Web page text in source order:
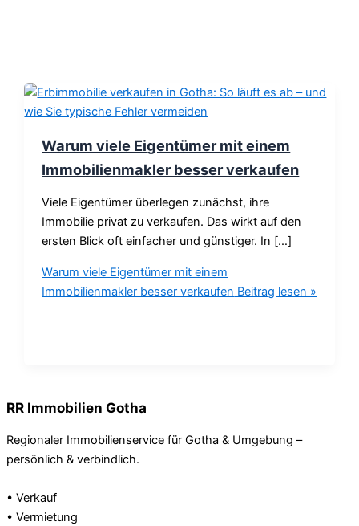
Warum viele Eigentümer mit einem
Immobilienmakler besser verkaufen
Viele Eigentümer überlegen zunächst, ihre
Immobilie privat zu verkaufen. Das wirkt auf den
ersten Blick oft einfacher und günstiger. In […]
Warum viele Eigentümer mit einem
Immobilienmakler besser verkaufen Beitrag lesen »
RR Immobilien Gotha
Regionaler Immobilienservice für Gotha & Umgebung –
persönlich & verbindlich.
• Verkauf
• Vermietung